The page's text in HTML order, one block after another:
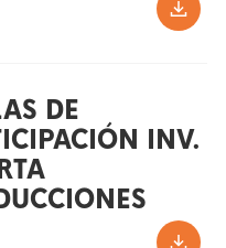
DE
INV.